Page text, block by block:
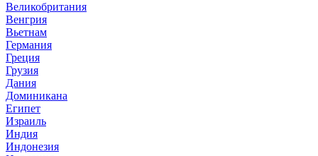
Великобритания
Венгрия
Вьетнам
Германия
Греция
Грузия
Дания
Доминикана
Египет
Израиль
Индия
Индонезия